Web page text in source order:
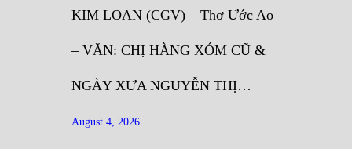
KIM LOAN (CGV) – Thơ Ước Ao
– VĂN: CHỊ HÀNG XÓM CŨ &
NGÀY XƯA NGUYỄN THỊ…
August 4, 2026